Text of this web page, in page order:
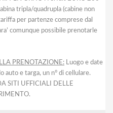
tripla/quadrupla (cabine non
per partenze comprese dal
comunque possibile prenotarle
PRENOTAZIONE: Luogo e date
auto e targa, un n° di cellulare.
SITI UFFICIALI DELLE